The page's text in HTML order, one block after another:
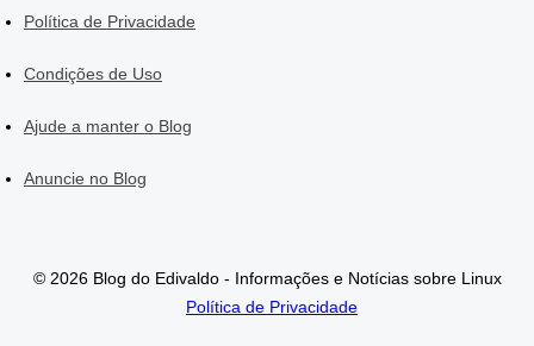
Política de Privacidade
Condições de Uso
Ajude a manter o Blog
Anuncie no Blog
© 2026 Blog do Edivaldo - Informações e Notícias sobre Linux
Política de Privacidade